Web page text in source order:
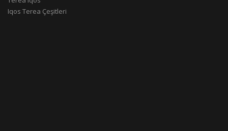
Iqos Terea Çeşitleri